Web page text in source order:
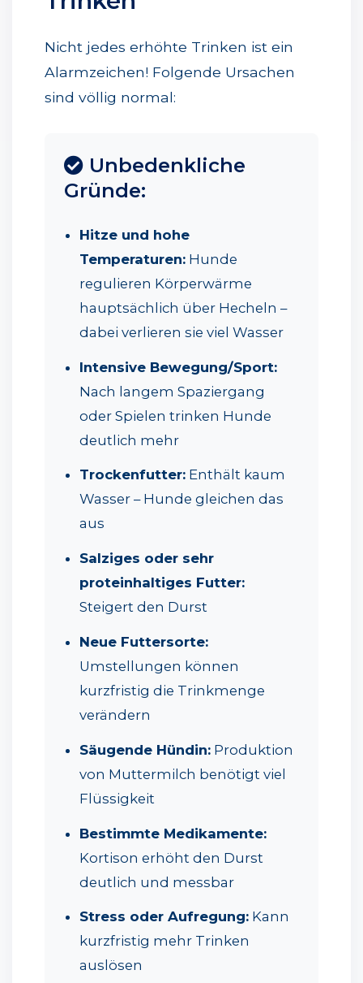
Nicht jedes erhöhte Trinken ist ein
Alarmzeichen! Folgende Ursachen
sind völlig normal:
Unbedenkliche
Gründe:
Hitze und hohe
Temperaturen: Hunde
regulieren Körperwärme
hauptsächlich über Hecheln –
dabei verlieren sie viel Wasser
Intensive Bewegung/Sport:
Nach langem Spaziergang
oder Spielen trinken Hunde
deutlich mehr
Trockenfutter: Enthält kaum
Wasser – Hunde gleichen das
aus
Salziges oder sehr
proteinhaltiges Futter:
Steigert den Durst
Neue Futtersorte:
Umstellungen können
kurzfristig die Trinkmenge
verändern
Säugende Hündin: Produktion
von Muttermilch benötigt viel
Flüssigkeit
Bestimmte Medikamente:
Kortison erhöht den Durst
deutlich und messbar
Stress oder Aufregung: Kann
kurzfristig mehr Trinken
auslösen